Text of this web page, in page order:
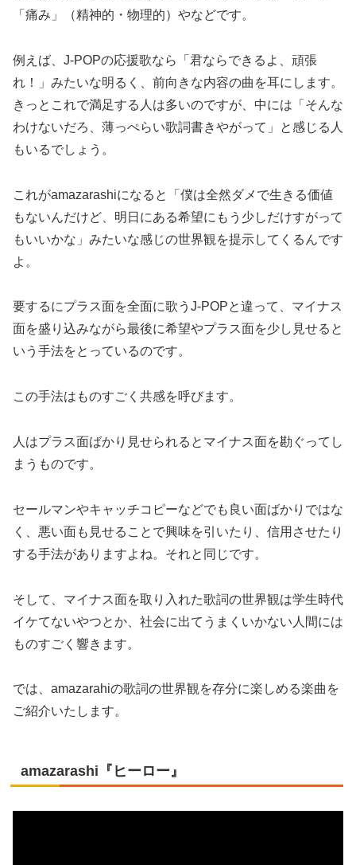
「痛み」（精神的・物理的）やなどです。
例えば、J-POPの応援歌なら「君ならできるよ、頑張
れ！」みたいな明るく、前向きな内容の曲を耳にします。
きっとこれで満足する人は多いのですが、中には「そんな
わけないだろ、薄っぺらい歌詞書きやがって」と感じる人
もいるでしょう。
これがamazarashiになると「僕は全然ダメで生きる価値
もないんだけど、明日にある希望にもう少しだけすがって
もいいかな」みたいな感じの世界観を提示してくるんです
よ。
要するにプラス面を全面に歌うJ-POPと違って、マイナス
面を盛り込みながら最後に希望やプラス面を少し見せると
いう手法をとっているのです。
この手法はものすごく共感を呼びます。
人はプラス面ばかり見せられるとマイナス面を勘ぐってし
まうものです。
セールマンやキャッチコピーなどでも良い面ばかりではな
く、悪い面も見せることで興味を引いたり、信用させたり
する手法がありますよね。それと同じです。
そして、マイナス面を取り入れた歌詞の世界観は学生時代
イケてないやつとか、社会に出てうまくいかない人間には
ものすごく響きます。
では、amazarahiの歌詞の世界観を存分に楽しめる楽曲を
ご紹介いたします。
amazarashi『ヒーロー』